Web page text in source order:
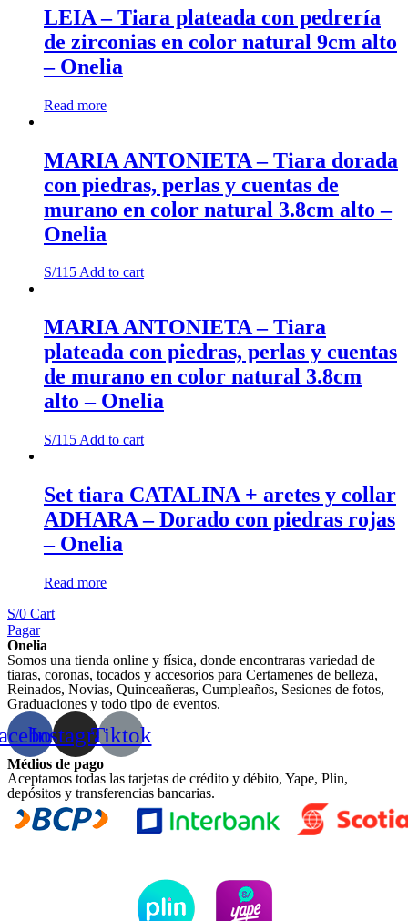
natural
Onelia
LEIA – Tiara plateada con pedrería
de zirconias en color natural 9cm alto
– Onelia
Read more
MARIA ANTONIETA – Tiara dorada
con piedras, perlas y cuentas de
murano en color natural 3.8cm alto –
Onelia
S/115Add to cart
MARIA ANTONIETA – Tiara
plateada con piedras, perlas y cuentas
de murano en color natural 3.8cm
alto – Onelia
S/115 Add to cart
Set tiara CATALINA + aretes y collar
ADHARA – Dorado con piedras rojas
– Onelia
Read more
S/0 Cart
Pagar
Onelia
Somos una tienda online y física, donde encontraras variedad de
tiaras, coronas, tocados y accesorios para Certamenes de belleza,
Reinados, Novias, Quinceañeras, Cumpleaños, Sesiones de fotos,
Graduaciones y todo tipo de eventos.
InstagramTiktok
Médios de pago
Aceptamos todas las tarjetas de crédito y débito, Yape, Plin,
depósitos y transferencias bancarias.